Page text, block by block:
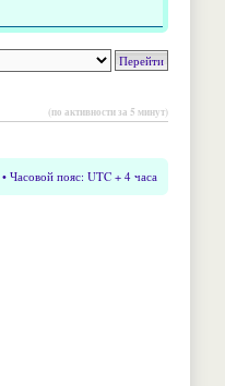
(по активности за 5 минут)
• Часовой пояс: UTC + 4 часа